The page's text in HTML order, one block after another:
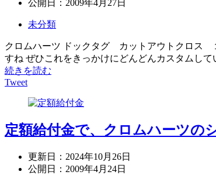
公開日： 2009年4月27日
未分類
クロムハーツ ドックタグ カットアウトクロス
すね ぜひこれをきっかけにどんどんカスタムし
続きを読む
Tweet
定額給付金で、クロムハーツの
更新日： 2024年10月26日
公開日： 2009年4月24日